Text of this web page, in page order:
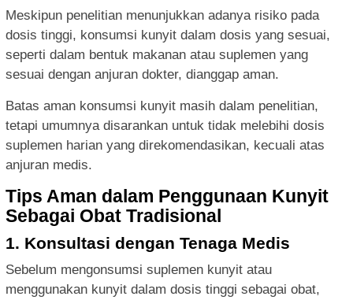
Meskipun penelitian menunjukkan adanya risiko pada
dosis tinggi, konsumsi kunyit dalam dosis yang sesuai,
seperti dalam bentuk makanan atau suplemen yang
sesuai dengan anjuran dokter, dianggap aman.
Batas aman konsumsi kunyit masih dalam penelitian,
tetapi umumnya disarankan untuk tidak melebihi dosis
suplemen harian yang direkomendasikan, kecuali atas
anjuran medis.
Tips Aman dalam Penggunaan Kunyit
Sebagai Obat Tradisional
1. Konsultasi dengan Tenaga Medis
Sebelum mengonsumsi suplemen kunyit atau
menggunakan kunyit dalam dosis tinggi sebagai obat,